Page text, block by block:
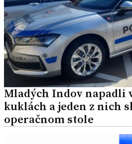
Mladých Indov napadli
kuklách a jeden z nich
operačnom stole